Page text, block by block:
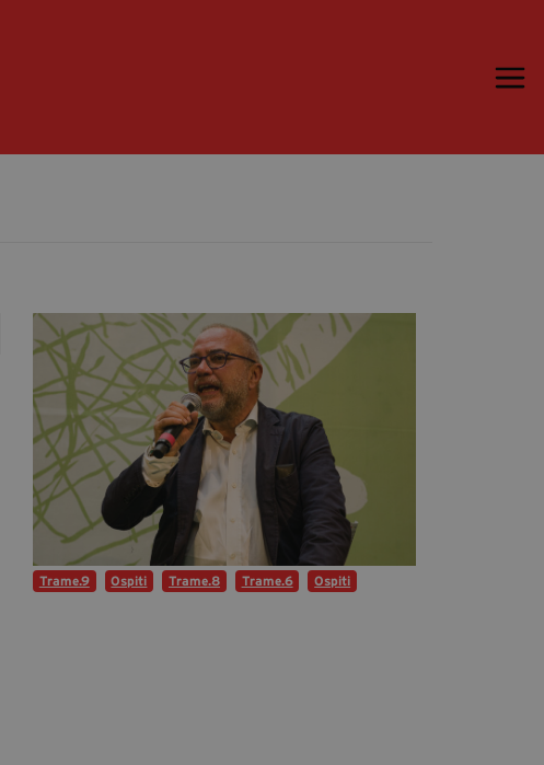
Ospiti
News & Kit
Accrediti Stampa
Cartella Stampa
Rassegna Stampa
Partecipa
Diventa Partner
Dona
Trame.9 Ospiti Trame.8 Trame.6 Ospiti